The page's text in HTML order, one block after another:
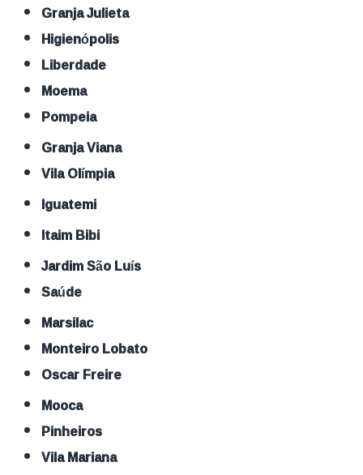
Granja Julieta
Higienópolis
Liberdade
Moema
Pompeia
Granja Viana
Vila Olímpia
Iguatemi
Itaim Bibi
Jardim São Luís
Saúde
Marsilac
Monteiro Lobato
Oscar Freire
Mooca
Pinheiros
Vila Mariana